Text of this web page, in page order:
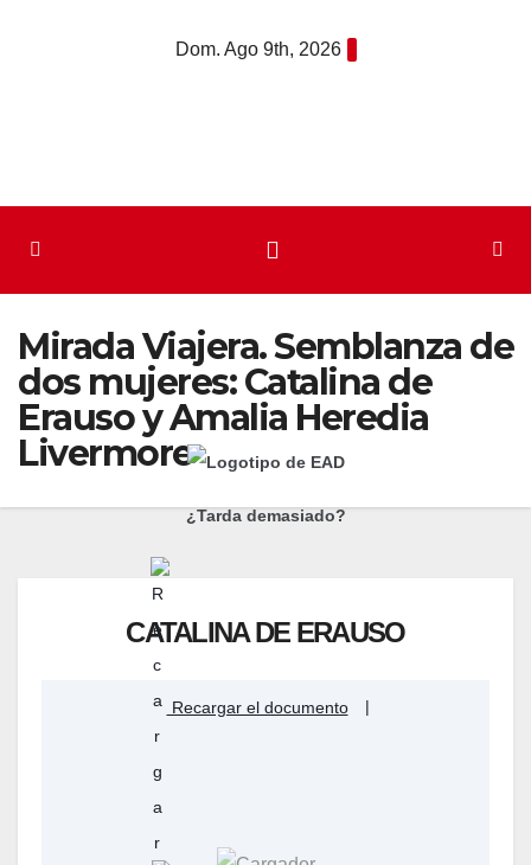
Dom. Ago 9th, 2026
Mirada Viajera. Semblanza de
dos mujeres: Catalina de
Erauso y Amalia Heredia
Livermore
CATALINA DE ERAUSO
¿Tarda demasiado?
Recargar el documento |